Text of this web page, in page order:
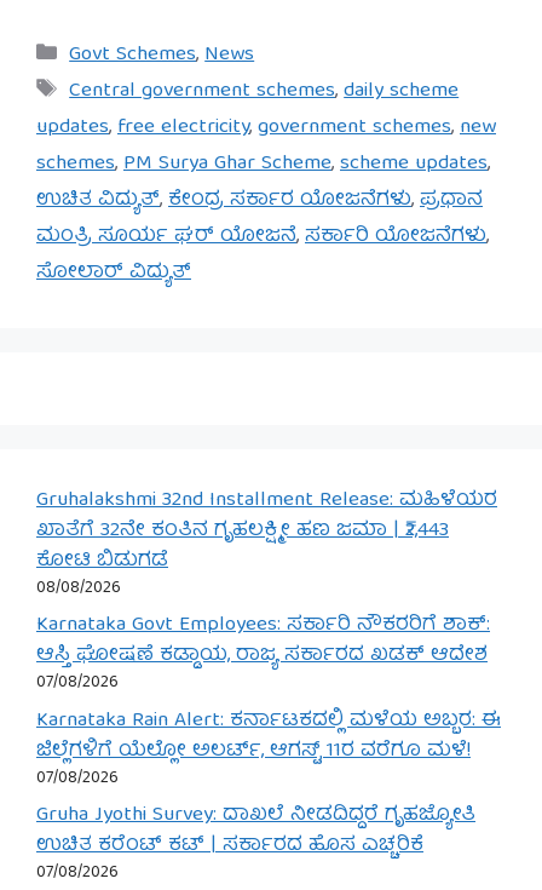
Categories
Govt Schemes,News
Tags
Central government schemes,daily scheme
updates,free electricity,government schemes,new
schemes,PM Surya Ghar Scheme,scheme updates,
ಉಚಿತ ವಿದ್ಯುತ್,ಕೇಂದ್ರ ಸರ್ಕಾರ ಯೋಜನೆಗಳು,ಪ್ರಧಾನ
ಮಂತ್ರಿ ಸೂರ್ಯ ಘರ್ ಯೋಜನೆ,ಸರ್ಕಾರಿ ಯೋಜನೆಗಳು,
ಸೋಲಾರ್ ವಿದ್ಯುತ್
Gruhalakshmi 32nd Installment Release: ಮಹಿಳೆಯರ
ಖಾತೆಗೆ 32ನೇ ಕಂತಿನ ಗೃಹಲಕ್ಷ್ಮೀ ಹಣ ಜಮಾ | ₹2,443
ಕೋಟಿ ಬಿಡುಗಡೆ
08/08/2026
Karnataka Govt Employees: ಸರ್ಕಾರಿ ನೌಕರರಿಗೆ ಶಾಕ್:
ಆಸ್ತಿ ಘೋಷಣೆ ಕಡ್ಡಾಯ, ರಾಜ್ಯ ಸರ್ಕಾರದ ಖಡಕ್ ಆದೇಶ
07/08/2026
Karnataka Rain Alert: ಕರ್ನಾಟಕದಲ್ಲಿ ಮಳೆಯ ಅಬ್ಬರ: ಈ
ಜಿಲ್ಲೆಗಳಿಗೆ ಯೆಲ್ಲೋ ಅಲರ್ಟ್, ಆಗಸ್ಟ್ 11ರ ವರೆಗೂ ಮಳೆ!
07/08/2026
Gruha Jyothi Survey: ದಾಖಲೆ ನೀಡದಿದ್ದರೆ ಗೃಹಜ್ಯೋತಿ
ಉಚಿತ ಕರೆಂಟ್ ಕಟ್ | ಸರ್ಕಾರದ ಹೊಸ ಎಚ್ಚರಿಕೆ
07/08/2026